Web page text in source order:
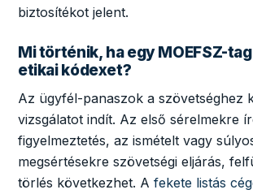
biztosítékot jelent.
Mi történik, ha egy MOEFSZ-
etikai kódexet?
Az ügyfél-panaszok a szövetséghez
vizsgálatot indít. Az első sérelmekre
figyelmeztetés, az ismételt vagy
megsértésekre szövetségi eljárás,
törlés következhet. A fekete listás